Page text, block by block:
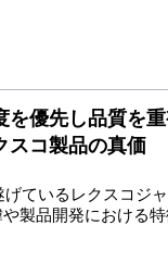
を優先し品質を
スコ製品の真価
ているレクスコジ
製品開発における